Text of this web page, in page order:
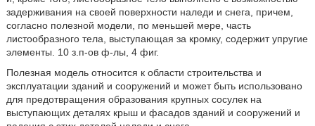
задерживания на своей поверхности наледи и снега, причем,
согласно полезной модели, по меньшей мере, часть
листообразного тела, выступающая за кромку, содержит упругие
элементы. 10 з.п-ов ф-лы, 4 фиг.
Полезная модель относится к области строительства и
эксплуатации зданий и сооружений и может быть использовано
для предотвращения образования крупных сосулек на
выступающих деталях крыш и фасадов зданий и сооружений и